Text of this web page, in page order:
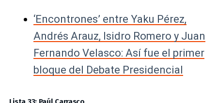
‘Encontrones’ entre Yaku Pérez,
Andrés Arauz, Isidro Romero y Juan
Fernando Velasco: Así fue el primer
bloque del Debate Presidencial